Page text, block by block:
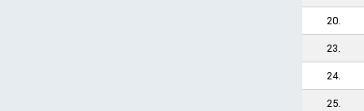
20.
23.
24.
25.